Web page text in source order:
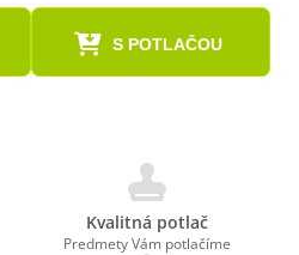
S POTLAČOU
Kvalitná potlač
Predmety Vám potlačíme